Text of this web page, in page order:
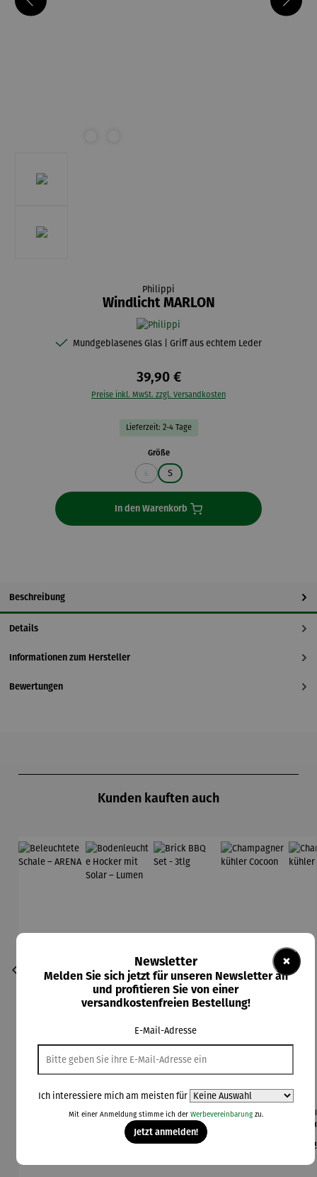
Philippi
Windlicht MARLON
Mundgeblasenes Glas | Griff aus echtem Leder
39,90 €
Preise inkl. MwSt. zzgl. Versandkosten
Lieferzeit: 2-4 Tage
Größeauswählen
(Diese Option ist zurzeit nicht verfügbar.)
S
In den Warenkorb
Beschreibung
Details
Informationen zum Hersteller
Bewertungen
Kunden kauften auch
Beleuchte
Bodenleuc
hte
Hocker
Regulärer Preis:
349,00 €
Brick BBQ
Set - 3tlg
Regulärer Preis:
79,00 €
Champagn
×
Newsletter
Melden Sie sich jetzt für unseren Newsletter an
und profitieren Sie von einer
versandkostenfreien Bestellung!
E-Mail-Adresse
Ich interessiere mich am meisten für
Mit einer Anmeldung stimme ich der Werbevereinbarungzu.
Jetzt anmelden!